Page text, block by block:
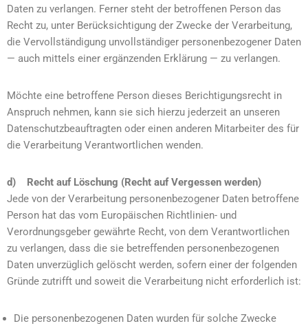
Daten zu verlangen. Ferner steht der betroffenen Person das
Recht zu, unter Berücksichtigung der Zwecke der Verarbeitung,
die Vervollständigung unvollständiger personenbezogener Daten
— auch mittels einer ergänzenden Erklärung — zu verlangen.
Möchte eine betroffene Person dieses Berichtigungsrecht in
Anspruch nehmen, kann sie sich hierzu jederzeit an unseren
Datenschutzbeauftragten oder einen anderen Mitarbeiter des für
die Verarbeitung Verantwortlichen wenden.
d) Recht auf Löschung (Recht auf Vergessen werden)
Jede von der Verarbeitung personenbezogener Daten betroffene
Person hat das vom Europäischen Richtlinien- und
Verordnungsgeber gewährte Recht, von dem Verantwortlichen
zu verlangen, dass die sie betreffenden personenbezogenen
Daten unverzüglich gelöscht werden, sofern einer der folgenden
Gründe zutrifft und soweit die Verarbeitung nicht erforderlich ist:
Die personenbezogenen Daten wurden für solche Zwecke